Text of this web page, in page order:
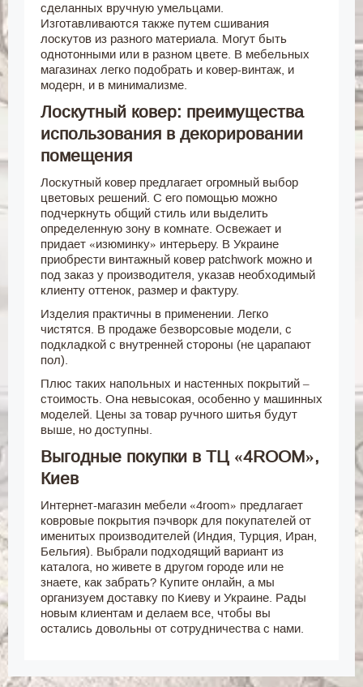
сделанных вручную умельцами.
Изготавливаются также путем сшивания
лоскутов из разного материала. Могут быть
однотонными или в разном цвете. В мебельных
магазинах легко подобрать и ковер-винтаж, и
модерн, и в минимализме.
Лоскутный ковер: преимущества
использования в декорировании
помещения
Лоскутный ковер предлагает огромный выбор
цветовых решений. С его помощью можно
подчеркнуть общий стиль или выделить
определенную зону в комнате. Освежает и
придает «изюминку» интерьеру. В Украине
приобрести винтажный ковер рatchwork можно и
под заказ у производителя, указав необходимый
клиенту оттенок, размер и фактуру.
Изделия практичны в применении. Легко
чистятся. В продаже безворсовые модели, с
подкладкой с внутренней стороны (не царапают
пол).
Плюс таких напольных и настенных покрытий –
стоимость. Она невысокая, особенно у машинных
моделей. Цены за товар ручного шитья будут
выше, но доступны.
Выгодные покупки в ТЦ «4ROOM»,
Киев
Интернет-магазин мебели «4room» предлагает
ковровые покрытия пэчворк для покупателей от
именитых производителей (Индия, Турция, Иран,
Бельгия). Выбрали подходящий вариант из
каталога, но живете в другом городе или не
знаете, как забрать? Купите онлайн, а мы
организуем доставку по Киеву и Украине. Рады
новым клиентам и делаем все, чтобы вы
остались довольны от сотрудничества с нами.